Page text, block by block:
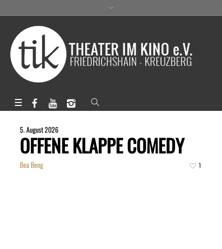
5. August 2026
OFFENE KLAPPE COMEDY
Bea Beng 1